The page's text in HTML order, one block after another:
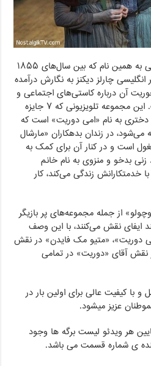
این مجموعه از سری داستان‌هایی به همین نام که بین سال‌های ۱۸۵۵
انگلیسی چارلز دیکنز به نگارش درآمده
و محوریت آن درباره کاستی‌های اجتماعی و
قصور دولتمردان آن دوران است. این مجموعه تلویزیونی که ۷ جایزه
دختری به نام «امی دوریت» است که
تولد تا زمانی که ۲۰ ساله می‌شود، در زندان بدهکاران «مارشال
است و در کنار آن برای کمک به
زنی بدخو و منزوی به نام خانم
خدمتکارانش زندگی می‌کند، کار
از جمله مجموعه‌های پر بازیگر
آن بیش از ۳۰ هنرمند ایفای نقش می‌کنند، با این وصف
دوریت»، «متیو مک ‌فایدن» در نقش
نقش آقای «دوریت» در تمامی
۸ قسمت کامل و با کیفیت عالی برای اولین بار در
عزیز میشود.
هر ویدئو لیست برگه ها وجود
ی شماره قسمت می باشد.